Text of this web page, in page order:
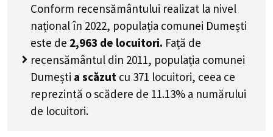
Conform recensământului realizat la nivel
național în 2022, populația comunei Dumești
este de 2,963 de locuitori. Față de
recensământul din 2011, populația comunei
Dumești a scăzut cu 371 locuitori, ceea ce
reprezintă o scădere de 11.13% a numărului
de locuitori.